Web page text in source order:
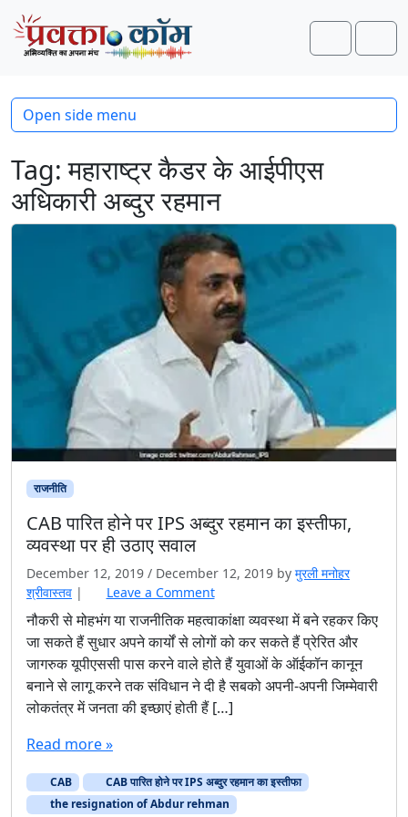
Skip to content
Skip to footer
Search
Tag:महाराष्ट्र कैडर के आईपीएस
अधिकारी अब्दुर रहमान
राजनीति
CAB पारित होने पर IPS अब्दुर रहमान का इस्तीफा,
व्यवस्था पर ही उठाए सवाल
December 12, 2019 / December 12, 2019 by मुरली मनोहर
श्रीवास्तव | Leave a Comment
नौकरी से मोहभंग या राजनीतिक महत्वाकांक्षा व्यवस्था में बने रहकर किए
जा सकते हैं सुधार अपने कार्यों से लोगों को कर सकते हैं प्रेरित और
जागरुक यूपीएससी पास करने वाले होते हैं युवाओं के ऑईकॉन कानून
बनाने से लागू करने तक संविधान ने दी है सबको अपनी-अपनी जिम्मेवारी
लोकतंत्र में जनता की इच्छाएं होती हैं […]
Read more »
CAB
CAB पारित होने पर IPS अब्दुर रहमान का इस्तीफा
the resignation of Abdur rehman
Open side menu